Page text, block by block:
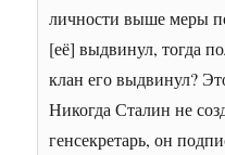
личности выше меры
[её] выдвинул, тогда
клан его выдвинул?
Никогда Сталин не
генсекретарь, он